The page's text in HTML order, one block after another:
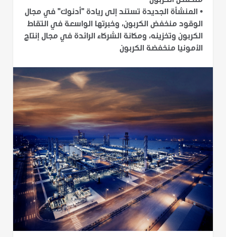
• المنشأة الجديدة تستند إلى ريادة "أدنوك" في مجال
الوقود منخفض الكربون، وخبرتها الواسعة في التقاط
الكربون وتخزينه، ومكانة الشركاء الرائدة في مجال إنتاج
الأمونيا منخفضة الكربون